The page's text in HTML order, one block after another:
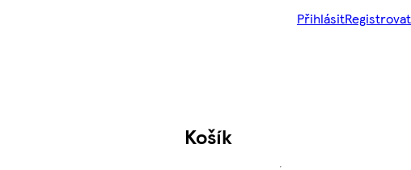
PřihlásitRegistrovat
Košík